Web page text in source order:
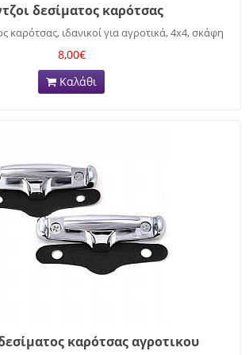
δεσίματος καρότσας
καρότσας, ιδανικοί για αγροτικά, 4x4, σκάφη
8,00€
Καλάθι
καρότσας αγροτικου